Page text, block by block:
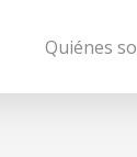
Quiénes